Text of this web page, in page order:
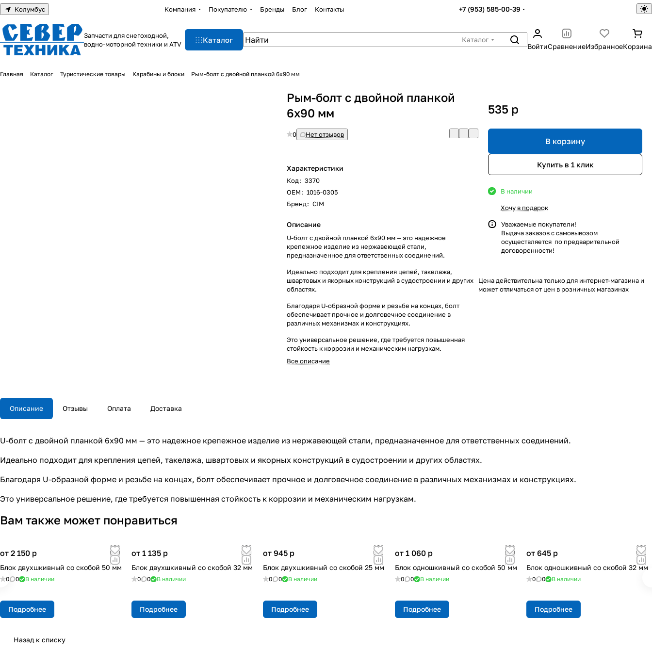
Колумбус Компания Покупателю Бренды Блог Контакты +7 (953) 585-00-39
Запчасти для снегоходной,
водно-моторной техники и ATV
Каталог
Каталог
ВойтиСравнениеИзбранноеКорзина
Главная Каталог Туристические товары Карабины и блоки Рым-болт с двойной планкой 6х90 мм
Рым-болт с двойной планкой
6х90 мм
0 Нет отзывов
Характеристики
Код: 3370
ОЕM: 1016-0305
Бренд: CIM
Описание
U-болт с двойной планкой 6х90 мм — это надежное
крепежное изделие из нержавеющей стали,
предназначенное для ответственных соединений.
Идеально подходит для крепления цепей, такелажа,
швартовых и якорных конструкций в судостроении и других
областях.
Благодаря U-образной форме и резьбе на концах, болт
обеспечивает прочное и долговечное соединение в
различных механизмах и конструкциях.
Это универсальное решение, где требуется повышенная
стойкость к коррозии и механическим нагрузкам.
Все описание
535 p
В корзину
Купить в 1 клик
В наличии
Хочу в подарок
Уважаемые покупатели!
Выдача заказов с самовывозом
осуществляется по предварительной
договоренности!
Цена действительна только для интернет-магазина и
может отличаться от цен в розничных магазинах
Описание Отзывы Оплата Доставка
U-болт с двойной планкой 6х90 мм — это надежное крепежное изделие из нержавеющей стали, предназначенное для ответственных соединений.
Идеально подходит для крепления цепей, такелажа, швартовых и якорных конструкций в судостроении и других областях.
Благодаря U-образной форме и резьбе на концах, болт обеспечивает прочное и долговечное соединение в различных механизмах и конструкциях.
Это универсальное решение, где требуется повышенная стойкость к коррозии и механическим нагрузкам.
Вам также может понравиться
от 2 150 p
Блок двухшкивный со скобой 50 мм
0 0 В наличии
Подробнее
от 1 135 p
Блок двухшкивный со скобой 32 мм
0 0 В наличии
Подробнее
от 945 p
Блок двухшкивный со скобой 25 мм
0 0 В наличии
Подробнее
от 1 060 p
Блок одношкивный со скобой 50 мм
0 0 В наличии
Подробнее
от 645 p
Блок одношкивный со скобой 32 мм
0 0 В наличии
Подробнее
Назад к списку